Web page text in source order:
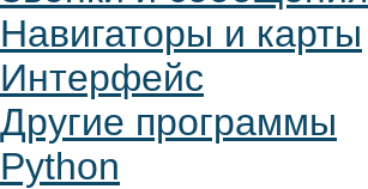
Навигаторы и карты
Интерфейс
Другие программы
Python